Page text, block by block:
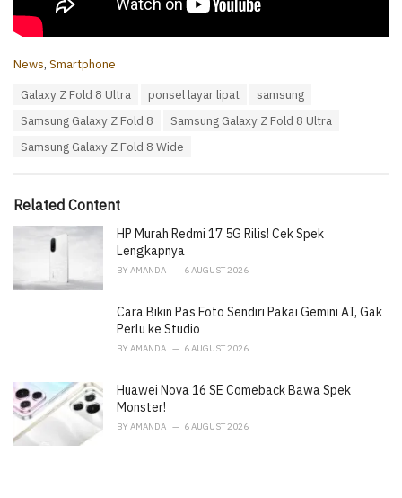
C
s
:
News, Smartphone
Galaxy Z Fold 8 Ultra ponsel layar lipat
samsung
Samsung Galaxy Z Fold 8
Samsung Galaxy Z Fold 8 Ultra
Samsung Galaxy Z Fold 8 Wide
Related Content
HP Murah Redmi 17 5G Rilis! Cek Spek
Lengkapnya
BY AMANDA 6 AUGUST 2026
Cara Bikin Pas Foto Sendiri Pakai Gemini AI, Gak
Perlu ke Studio
BY AMANDA 6 AUGUST 2026
Huawei Nova 16 SE Comeback Bawa Spek
Monster!
BY AMANDA 6 AUGUST 2026